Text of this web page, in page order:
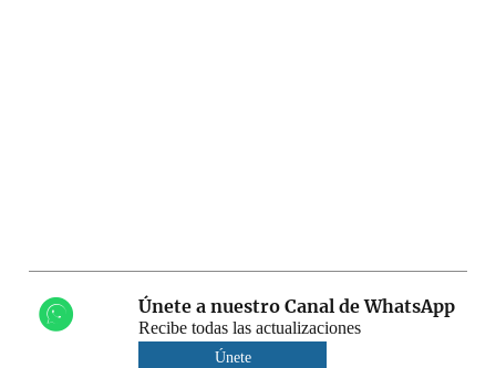
Únete a nuestro Canal de WhatsApp
Recibe todas las actualizaciones
Únete